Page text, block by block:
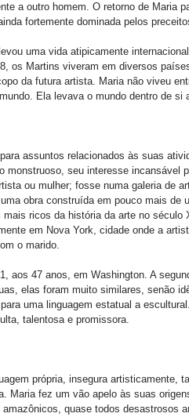
a outro homem. O retorno de Maria
fortemente dominada pelos
uma vida atipicamente
os Martins viveram em diversos
da futura artista. Maria não viveu
Ela levava o mundo dentro de si
assuntos relacionados às suas
monstruoso, seu interesse incansável
ou mulher; fosse numa galeria de
obra construída em pouco mais de
ricos da história da arte no
em Nova York, cidade onde a
o marido.
aos 47 anos, em Washington. A
elas foram muito similares, senão
uma linguagem estatual a
talentosa e promissora.
própria, insegura artisticamente,
Maria fez um vão apelo às suas
quase todos desastrosos